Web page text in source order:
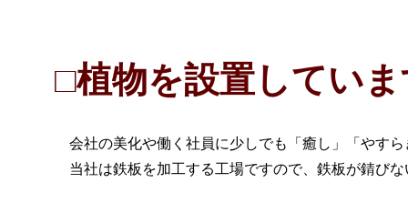
□植物を設置してい
会社の美化や働く社員に少しでも「癒し」「やす
当社は鉄板を加工する工場ですので、鉄板が錆び